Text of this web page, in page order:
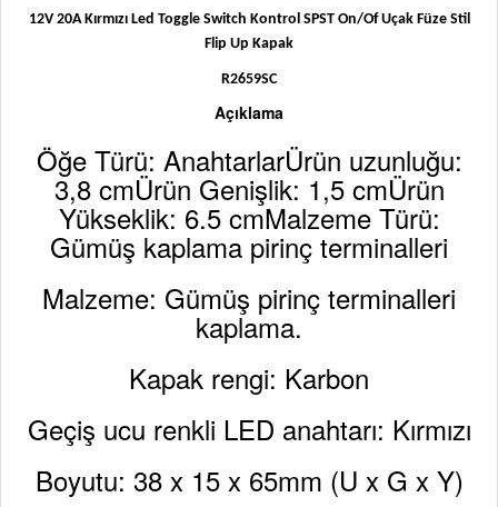
12V 20A Kırmızı Led Toggle Switch Kontrol SPST On/Of Uçak Füze Stil
Flip Up Kapak
R2659SC
Açıklama
Öğe Türü: AnahtarlarÜrün uzunluğu:
3,8 cmÜrün Genişlik: 1,5 cmÜrün
Yükseklik: 6.5 cmMalzeme Türü:
Gümüş kaplama pirinç terminalleri
Malzeme: Gümüş pirinç terminalleri
kaplama.
Kapak rengi: Karbon
Geçiş ucu renkli LED anahtarı: Kırmızı
Boyutu: 38 x 15 x 65mm (U x G x Y)